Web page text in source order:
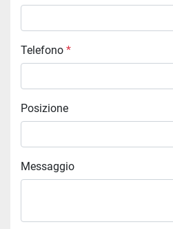
Telefono *
Posizione
Messaggio